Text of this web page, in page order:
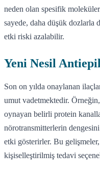
neden olan spesifik
sayede, daha düşük dozlarla
etki riski azalabilir.
Yeni Nesil
Son on yılda onaylanan
umut vadetmektedir.
oynayan belirli protein
nörotransmitterlerin
etki gösterirler. Bu
kişiselleştirilmiş tedavi